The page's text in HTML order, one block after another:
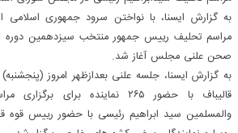
به گزارش ایسنا، با نواختن سرود جمهوری
مراسم تحلیف رییس جمهور منتخب سیزدهمین دوره
صحن علنی مجلس آغاز شد.
به گزارش ایسنا، جلسه علنی بعدازظهر امروز
قالیباف با حضور ۲۶۵ نماینده
والمسلمین سید ابراهیم رئیسی با حضور رییس قوه